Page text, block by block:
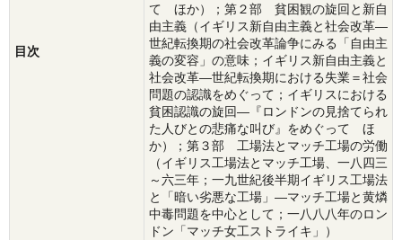
目次
て ほか）；第２部 貧困観の旋回と新自
由主義（イギリス新自由主義と社会改革―
世紀転換期の社会改革論争にみる「自由主
義の変容」の意味；イギリス新自由主義と
社会改革―世紀転換期における失業＝社会
問題の認識をめぐって；イギリスにおける
貧困認識の旋回―『ロンドンの見捨てられ
た人びとの悲痛な叫び』をめぐって ほ
か）；第３部 工場法とマッチ工場の労働
（イギリス工場法とマッチ工場、一八四三
～六三年；一九世紀後半期イギリス工場法
と「暗い劣悪な工場」―マッチ工場と黄燐
中毒問題を中心として；一八八八年のロン
ドン「マッチ女工ストライキ」）